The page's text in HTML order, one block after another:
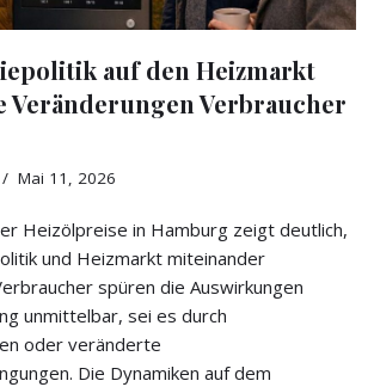
auf den Heizmarkt
Veränderungen Verbraucher
Mai 11, 2026
Heizölpreise in Hamburg zeigt deutlich,
und Heizmarkt miteinander
spüren die Auswirkungen
unmittelbar, sei es durch
oder veränderte
Die Dynamiken auf dem